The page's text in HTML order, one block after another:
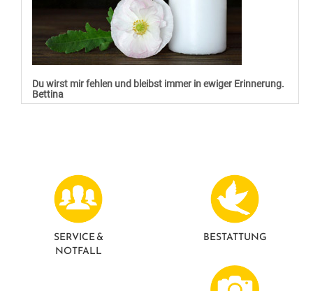
Du wirst mir fehlen und bleibst immer in ewiger Erinnerung.
Bettina
SERVICE &
NOTFALL
BESTATTUNG